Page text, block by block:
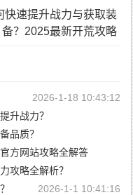
快速提升战力与获取装
备？2025最新开荒攻略
2026-1-18 10:43:12
升战力？
2026-1-13 10:43:28
品质？
2026-1-5 19:56:55
方网站攻略全解答
2026-1-5 19:54:43
攻略全解析？
2026-1-5 19:52:31
2026-1-1 10:41:16